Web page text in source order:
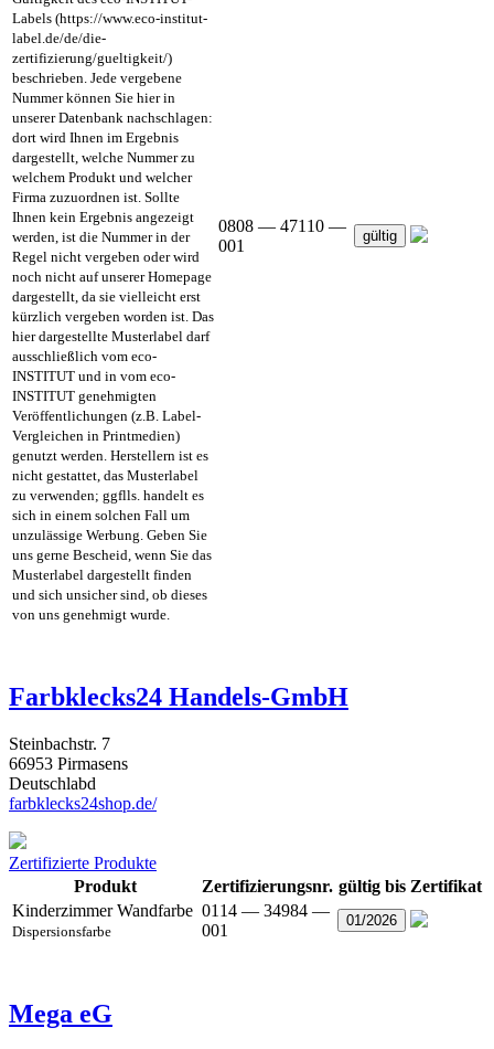
Labels (https://www.eco-institut-
label.de/de/die-
zertifizierung/gueltigkeit/)
beschrieben. Jede vergebene
Nummer können Sie hier in
unserer Datenbank nachschlagen:
dort wird Ihnen im Ergebnis
dargestellt, welche Nummer zu
welchem Produkt und welcher
Firma zuzuordnen ist. Sollte
Ihnen kein Ergebnis angezeigt
werden, ist die Nummer in der
Regel nicht vergeben oder wird
noch nicht auf unserer Homepage
dargestellt, da sie vielleicht erst
kürzlich vergeben worden ist. Das
hier dargestellte Musterlabel darf
ausschließlich vom eco-
INSTITUT und in vom eco-
INSTITUT genehmigten
Veröffentlichungen (z.B. Label-
Vergleichen in Printmedien)
genutzt werden. Herstellern ist es
nicht gestattet, das Musterlabel
zu verwenden; ggflls. handelt es
sich in einem solchen Fall um
unzulässige Werbung. Geben Sie
uns gerne Bescheid, wenn Sie das
Musterlabel dargestellt finden
und sich unsicher sind, ob dieses
von uns genehmigt wurde.
0808 — 47110 —
001
gültig
Farbklecks24 Handels-GmbH
Steinbachstr. 7
66953 Pirmasens
Deutschlabd
farbklecks24shop.de/
Zertifizierte Produkte
Produkt
Zertifizierungsnr. gültig bis Zertifikat
Kinderzimmer Wandfarbe
Dispersionsfarbe
0114 — 34984 —
001
01/2026
Mega eG